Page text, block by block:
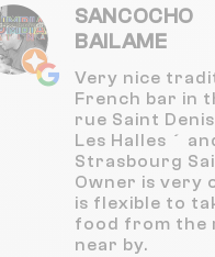
SANCOCHO
BAILAME
Very nice
French bar in
rue Saint
Les Halles ´
Strasbourg
Owner is very
is flexible to
food from the
near by.